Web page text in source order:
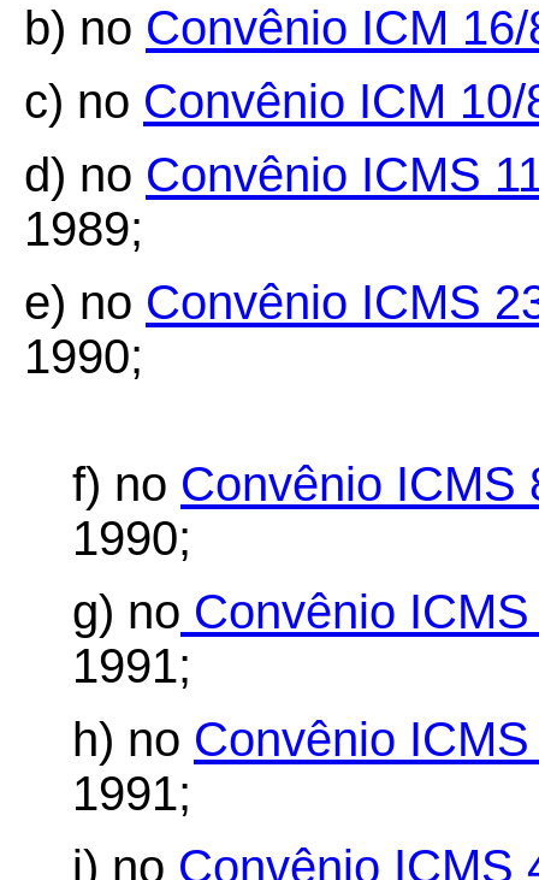
b) no Convênio ICM 16/
c) no Convênio ICM 10/
d) no Convênio ICMS
1989;
e) no Convênio ICMS
1990;
f) no Convênio ICMS
1990;
g) no Convênio
1991;
h) no Convênio
1991;
i) no Convênio ICMS